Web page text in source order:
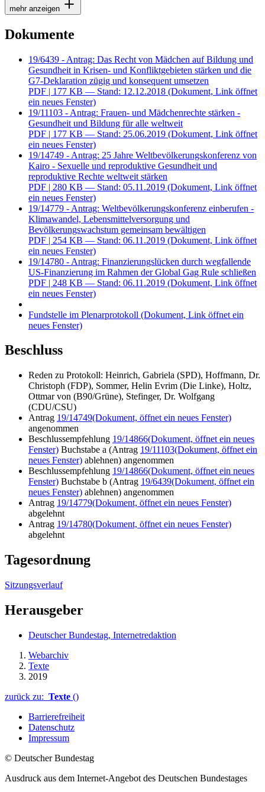
mehr anzeigen
Dokumente
19/6439 - Antrag: Das Recht von Mädchen auf Bildung und
Gesundheit in Krisen- und Konfliktgebieten stärken und die
G7-Deklaration zügig und konsequent umsetzen
PDF | 177 KB — Stand: 12.12.2018 (Dokument, Link öffnet
ein neues Fenster)
19/11103 - Antrag: Frauen- und Mädchenrechte stärken -
Gesundheit und Bildung für alle weltweit
PDF | 177 KB — Stand: 25.06.2019 (Dokument, Link öffnet
ein neues Fenster)
19/14749 - Antrag: 25 Jahre Weltbevölkerungskonferenz von
Kairo - Sexuelle und reproduktive Gesundheit und
reproduktive Rechte weltweit stärken
PDF | 280 KB — Stand: 05.11.2019 (Dokument, Link öffnet
ein neues Fenster)
19/14779 - Antrag: Weltbevölkerungskonferenz einberufen -
Klimawandel, Lebensmittelversorgung und
Bevölkerungswachstum gemeinsam bewältigen
PDF | 254 KB — Stand: 06.11.2019 (Dokument, Link öffnet
ein neues Fenster)
19/14780 - Antrag: Finanzierungslücken durch wegfallende
US-Finanzierung im Rahmen der Global Gag Rule schließen
PDF | 248 KB — Stand: 06.11.2019 (Dokument, Link öffnet
ein neues Fenster)
Fundstelle im Plenarprotokoll (Dokument, Link öffnet ein
neues Fenster)
Beschluss
Reden zu Protokoll: Heinrich, Gabriela (SPD), Hoffmann, Dr.
Christoph (FDP), Sommer, Helin Evrim (Die Linke), Holtz,
Ottmar von (B90/Grüne), Stefinger, Dr. Wolfgang
(CDU/CSU)
Antrag 19/14749(Dokument, öffnet ein neues Fenster)
angenommen
Beschlussempfehlung 19/14866(Dokument, öffnet ein neues
Fenster) Buchstabe a (Antrag 19/11103(Dokument, öffnet ein
neues Fenster) ablehnen) angenommen
Beschlussempfehlung 19/14866(Dokument, öffnet ein neues
Fenster) Buchstabe b (Antrag 19/6439(Dokument, öffnet ein
neues Fenster) ablehnen) angenommen
Antrag 19/14779(Dokument, öffnet ein neues Fenster)
abgelehnt
Antrag 19/14780(Dokument, öffnet ein neues Fenster)
abgelehnt
Tagesordnung
Sitzungsverlauf
Herausgeber
Deutscher Bundestag, Internetredaktion
Webarchiv
Texte
2019
zurück zu: Texte ()
Barrierefreiheit
Datenschutz
Impressum
© Deutscher Bundestag
Ausdruck aus dem Internet-Angebot des Deutschen Bundestages